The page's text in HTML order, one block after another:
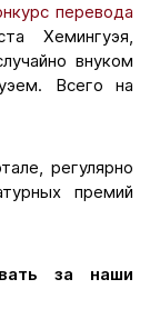
перевода
Хемингуэя,
внуком
Всего на
регулярно
премий
за наши